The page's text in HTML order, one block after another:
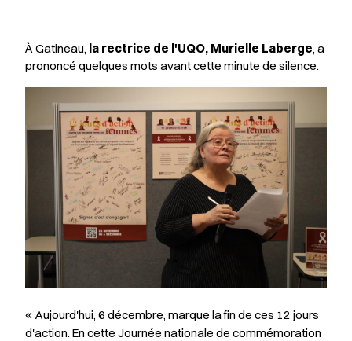
À Gatineau, la rectrice de l'UQO, Murielle Laberge, a
prononcé quelques mots avant cette minute de silence.
« Aujourd'hui, 6 décembre, marque la fin de ces 12 jours
d'action. En cette Journée nationale de commémoration